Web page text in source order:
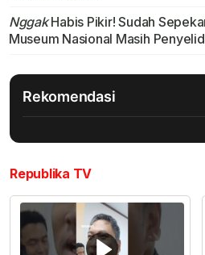
NggakHabis Pikir! Sudah
Museum Nasional Masih
Rekomendasi
Republika TV